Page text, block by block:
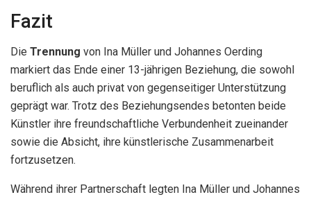
Fazit
Die Trennung von Ina Müller und Johannes Oerding
markiert das Ende einer 13-jährigen Beziehung, die sowohl
beruflich als auch privat von gegenseitiger Unterstützung
geprägt war. Trotz des Beziehungsendes betonten beide
Künstler ihre freundschaftliche Verbundenheit zueinander
sowie die Absicht, ihre künstlerische Zusammenarbeit
fortzusetzen.
Während ihrer Partnerschaft legten Ina Müller und Johannes